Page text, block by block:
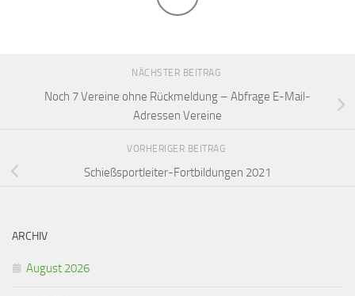
NÄCHSTER BEITRAG
Noch 7 Vereine ohne Rückmeldung – Abfrage E-Mail-
Adressen Vereine
VORHERIGER BEITRAG
Schießsportleiter-Fortbildungen 2021
ARCHIV
August 2026